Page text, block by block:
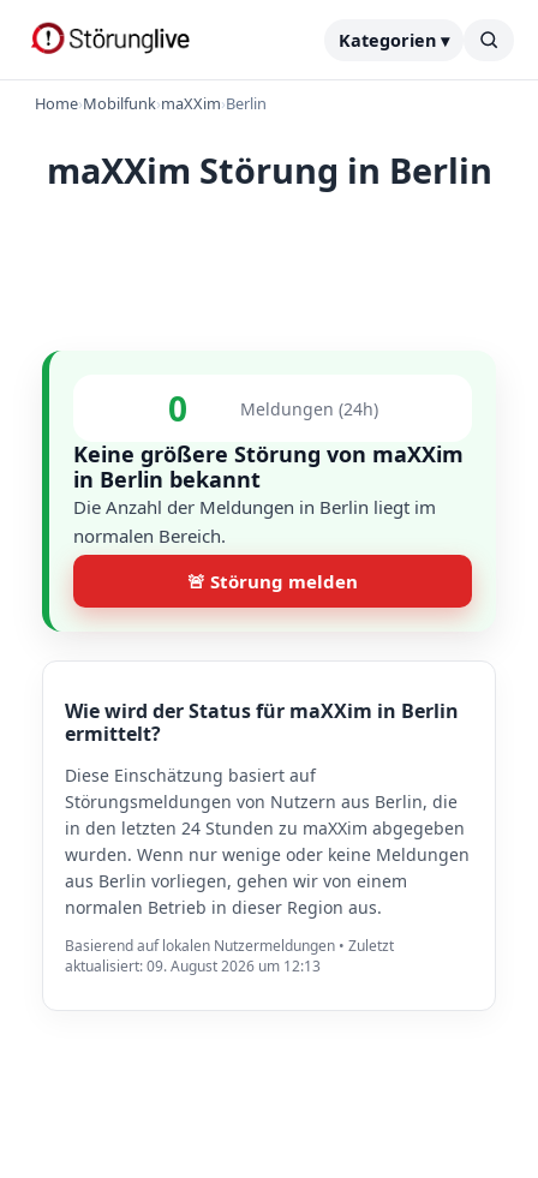
Kategorien ▾
Home›Mobilfunk›maXXim›Berlin
maXXim Störung in Berlin
0 Meldungen (24h)
Keine größere Störung von maXXim
in Berlin bekannt
Die Anzahl der Meldungen in Berlin liegt im
normalen Bereich.
🚨 Störung melden
Wie wird der Status für maXXim in Berlin
ermittelt?
Diese Einschätzung basiert auf
Störungsmeldungen von Nutzern aus Berlin, die
in den letzten 24 Stunden zu maXXim abgegeben
wurden. Wenn nur wenige oder keine Meldungen
aus Berlin vorliegen, gehen wir von einem
normalen Betrieb in dieser Region aus.
Basierend auf lokalen Nutzermeldungen • Zuletzt
aktualisiert: 09. August 2026 um 12:13